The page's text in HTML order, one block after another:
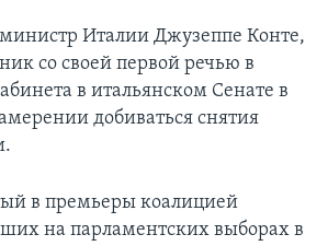
Италии Джузеппе Конте,
со своей первой речью в
в итальянском Сенате в
добиваться снятия
в премьеры коалицией
на парламентских выборах в